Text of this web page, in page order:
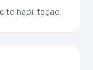
habilitação.